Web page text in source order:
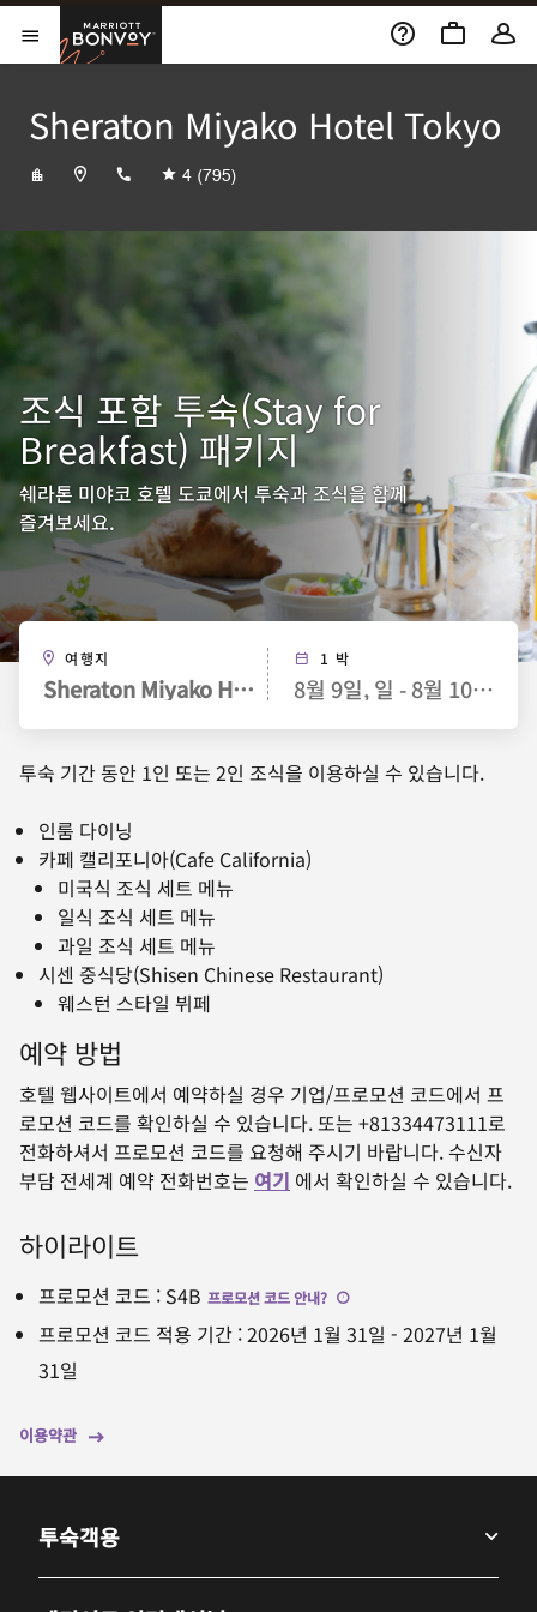
Skip to Content
메뉴 열기
Marriott Bonvoy
Sheraton Miyako Hotel Tokyo
+81334473111
4 (795)
조식 포함 투숙(Stay for
Breakfast) 패키지
쉐라톤 미야코 호텔 도쿄에서 투숙과 조식을 함께
즐겨보세요.
여행지
Sheraton Miyako Hotel Tokyo
1 박
8월 9일, 일 - 8월 10일, 월
투숙 기간 동안 1인 또는 2인 조식을 이용하실 수 있습니다.
인룸 다이닝
카페 캘리포니아(Cafe California)
미국식 조식 세트 메뉴
일식 조식 세트 메뉴
과일 조식 세트 메뉴
시센 중식당(Shisen Chinese Restaurant)
웨스턴 스타일 뷔페
예약 방법
호텔 웹사이트에서 예약하실 경우 기업/프로모션 코드에서 프
로모션 코드를 확인하실 수 있습니다. 또는 +81334473111로
전화하셔서 프로모션 코드를 요청해 주시기 바랍니다. 수신자
부담 전세계 예약 전화번호는 여기 에서 확인하실 수 있습니다.
하이라이트
프로모션 코드 : S4B 프로모션 코드 안내?
프로모션 코드 적용 기간 :2026년 1월 31일 - 2027년 1월
31일
이용약관
투숙객용